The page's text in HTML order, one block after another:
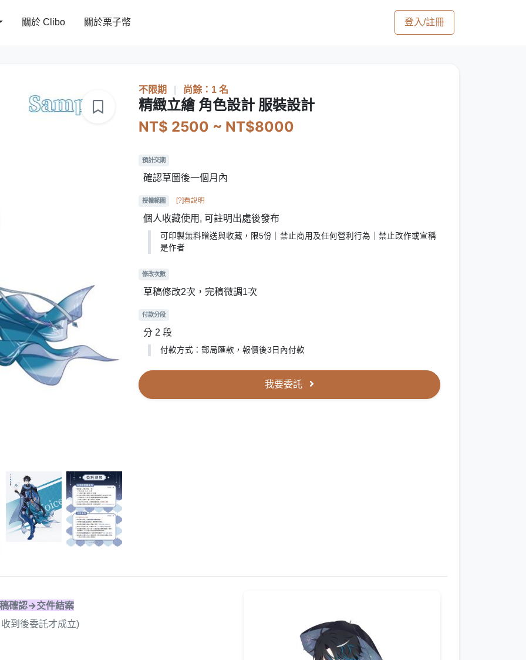
關於 Clibo 關於栗子幣 登入/註冊
不限期 尚餘：1 名
精緻立繪 角色設計 服裝設計
NT$ 2500 ~ NT$8000
預計交期
確認草圖後一個月內
授權範圍 [?]看說明
個人收藏使用, 可註明出處後發布
可印製無料贈送與收藏，限5份｜禁止商用及任何營利行為｜禁止改作或宣稱
是作者
修改次數
草稿修改2次，完稿微調1次
付款分段
分 2 段
付款方式：郵局匯款，報價後3日內付款
我要委託
確認→交件結案
到後委託才成立)